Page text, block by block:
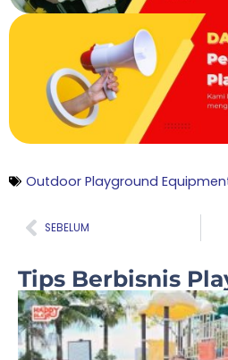
Outdoor Playground
Prev
SEBELUM
Tips Berbisnis